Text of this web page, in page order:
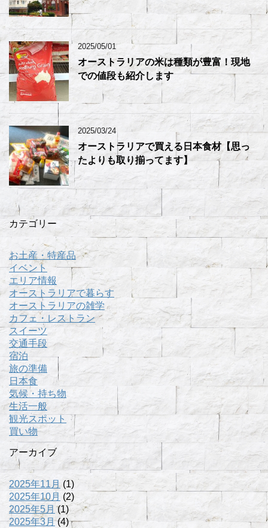
2025/05/01
オーストラリアの米は種類が豊富！現地
での値段も紹介します
2025/03/24
オーストラリアで買える日本食材【思っ
たよりも取り揃ってます】
カテゴリー
お土産・特産品
イベント
エリア情報
オーストラリアで暮らす
オーストラリアの雑学
カフェ・レストラン
スイーツ
交通手段
宿泊
旅の準備
日本食
気候・持ち物
生活一般
観光スポット
買い物
アーカイブ
2025年11月(1)
2025年10月 (2)
2025年5月 (1)
2025年3月(4)